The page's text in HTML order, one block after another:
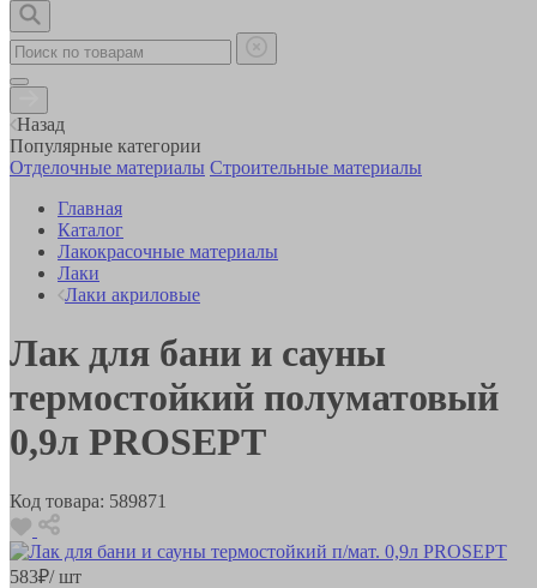
Назад
Популярные категории
Отделочные материалы Строительные материалы
Главная
Каталог
Лакокрасочные материалы
Лаки
Лаки акриловые
Лак для бани и сауны
термостойкий полуматовый
0,9л PROSEPT
Код товара: 589871
583₽/ шт